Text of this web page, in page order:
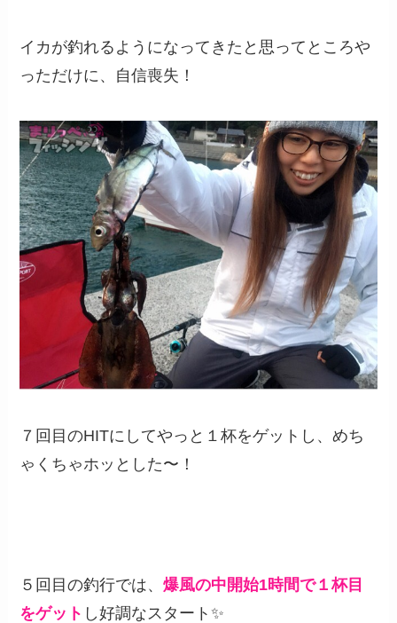
イカが釣れるようになってきたと思ってところや
っただけに、自信喪失！
７回目のHITにしてやっと１杯をゲットし、めち
ゃくちゃホッとした〜！
５回目の釣行では、爆風の中開始1時間で１杯目
をゲット し好調なスタート✨